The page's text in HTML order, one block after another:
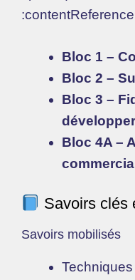
Bloc 1 –
Bloc 2 –
Bloc 3 –
Bloc 4A –
Savoirs clés
Savoirs mobilisés